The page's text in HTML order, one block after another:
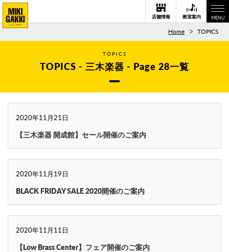
店舗情報 教室案内 MENU
Home TOPICS
TOPICS
TOPICS - 三木楽器 - Page 28一覧
2020年11月21日
【三木楽器 開成館】セール開催のご案内
2020年11月19日
BLACK FRIDAY SALE 2020開催のご案内
2020年11月11日
【Low Brass Center】フェア開催のご案内